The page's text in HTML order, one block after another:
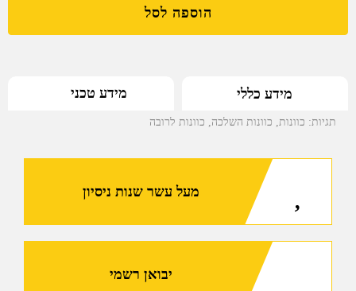
השלכה
עם
מתג
הוספה לסל
מידע כללי מידע טכני
תגיות: כוונות כוונות השלכה כוונות לרובה
מעל עשר שנות ניסיון
יבואן רשמי